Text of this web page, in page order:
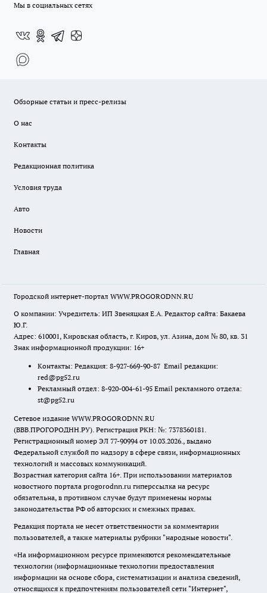
Мы в социальных сетях
Обзорные статьи и пресс-релизы
О нас
Контакты
Редакционная политика
Условия труда
Авто
Новости
Главная
Городской интернет-портал WWW.PROGORODNN.RU
О компании: Учредитель: ИП Звеняцкая Е.А. Редактор сайта: Бакаева
Ю.Г.
Адрес: 610001, Кировская область, г. Киров, ул. Азина, дом № 80, кв. 31
Знак информационной продукции: 16+
Контакты: Редакция: 8-927-669-90-87 Email редакции:
red@pg52.ru
Рекламный отдел: 8-920-004-61-95 Email рекламного отдела:
st@pg52.ru
Сетевое издание WWW.PROGORODNN.RU
(ВВВ.ПРОГОРОДНН.РУ). Регистрация РКН: №: 7378360181.
Регистрационный номер ЭЛ 77-90994 от 10.03.2026., выдано
Федеральной службой по надзору в сфере связи, информационных
технологий и массовых коммуникаций.
Возрастная категория сайта 16+. При использовании материалов
новостного портала progorodnn.ru гиперссылка на ресурс
обязательна, в противном случае будут применены нормы
законодательства РФ об авторских и смежных правах.
Редакция портала не несет ответственности за комментарии
пользователей, а также материалы рубрики "народные новости".
«На информационном ресурсе применяются рекомендательные
технологии (информационные технологии предоставления
информации на основе сбора, систематизации и анализа сведений,
относящихся к предпочтениям пользователей сети "Интернет",